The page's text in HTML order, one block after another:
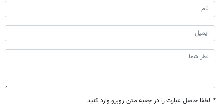
* لطفا حاصل عبارت را در جعبه متن روبرو وارد کنید